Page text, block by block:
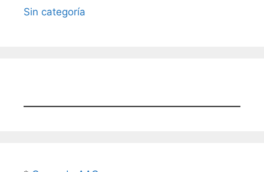
Sin categoría